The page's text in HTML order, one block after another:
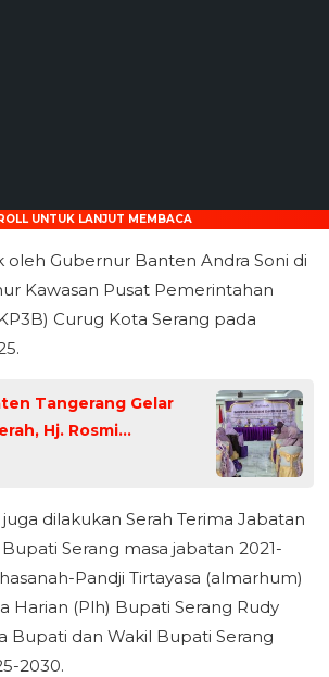
UNTUK LANJUT MEMBACA
oleh Gubernur Banten Andra Soni di
Kawasan Pusat Pemerintahan
Curug Kota Serang pada
Tangerang Gelar
Hj. Rosmi
menjadi Ketua
dilakukan Serah Terima Jabatan
Serang masa jabatan 2021-
Pandji Tirtayasa (almarhum)
Harian (Plh) Bupati Serang Rudy
Bupati dan Wakil Bupati Serang
2030.